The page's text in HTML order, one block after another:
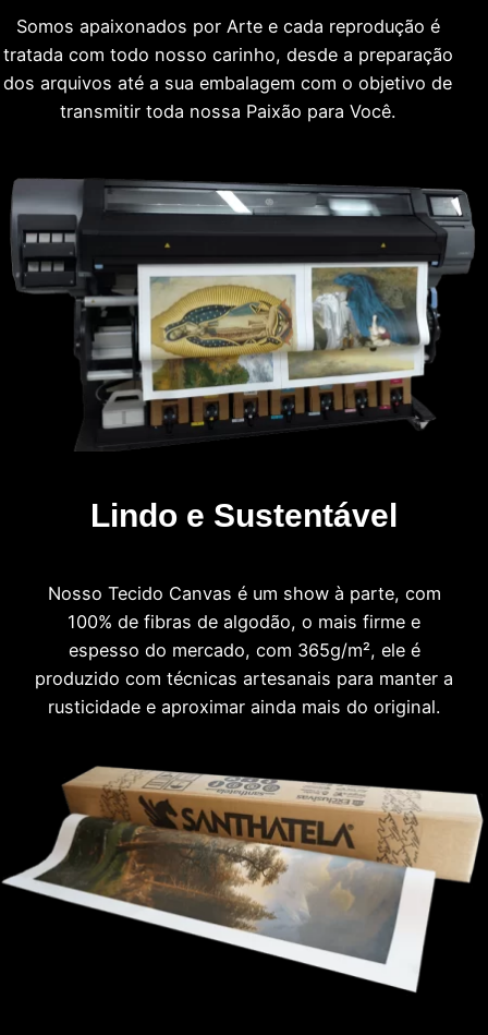
Somos apaixonados por Arte e cada reprodução é
tratada com todo nosso carinho, desde a preparação
dos arquivos até a sua embalagem com o objetivo de
transmitir toda nossa Paixão para Você.
Lindo e Sustentável
Nosso Tecido Canvas é um show à parte, com
100% de fibras de algodão, o mais firme e
espesso do mercado, com 365g/m², ele é
produzido com técnicas artesanais para manter a
rusticidade e aproximar ainda mais do original.